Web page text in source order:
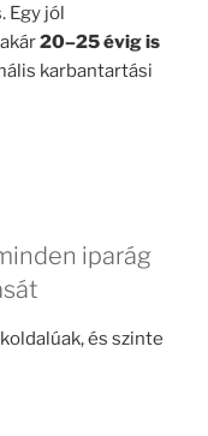
Egy jól
akár20–25 évig is
karbantartási
iparág
és szinte